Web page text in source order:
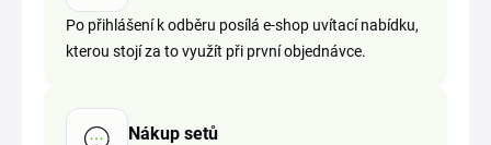
Po přihlášení k odběru posílá e-shop uvítací nabídku,
kterou stojí za to využít při první objednávce.
Nákup setů